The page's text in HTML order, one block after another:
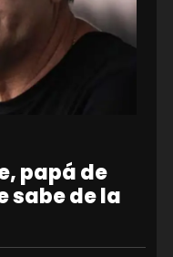
papá de
sabe de la